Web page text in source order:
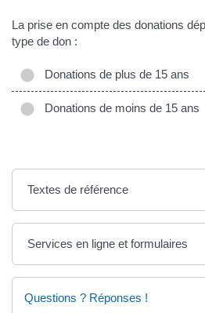
La prise en compte des donations
type de don :
Donations de plus de 15 ans
Donations de moins de 15 ans
Textes de référence
Services en ligne et formulaires
Questions ? Réponses !